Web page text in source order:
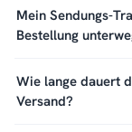
Mein Sendungs-
Bestellung
Wie lange dauert
Versand?